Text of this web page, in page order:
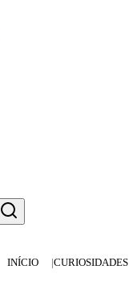
INÍCIO
CURIOSIDADES